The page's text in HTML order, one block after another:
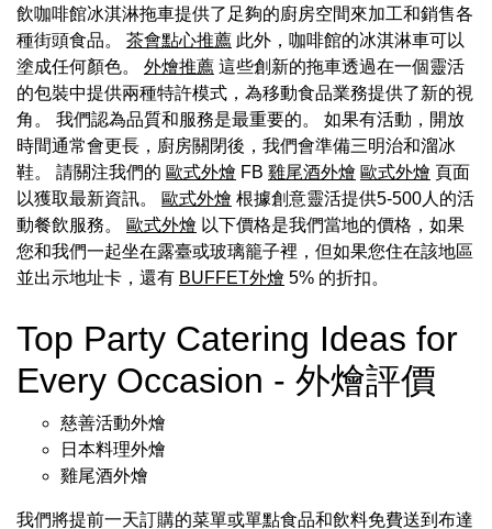
飲咖啡館冰淇淋拖車提供了足夠的廚房空間來加工和銷售各
種街頭食品。 茶會點心推薦 此外，咖啡館的冰淇淋車可以
塗成任何顏色。 外燴推薦 這些創新的拖車透過在一個靈活
的包裝中提供兩種特許模式，為移動食品業務提供了新的視
角。 我們認為品質和服務是最重要的。 如果有活動，開放
時間通常會更長，廚房關閉後，我們會準備三明治和溜冰
鞋。 請關注我們的 歐式外燴 FB 雞尾酒外燴 歐式外燴 頁面
以獲取最新資訊。
歐式外燴 根據創意靈活提供5-500人的活
動餐飲服務。
歐式外燴 以下價格是我們當地的價格，如果
您和我們一起坐在露臺或玻璃籠子裡，但如果您住在該地區
並出示地址卡，還有 BUFFET外燴 5% 的折扣。
Top Party Catering Ideas for
Every Occasion - 外燴評價
慈善活動外燴
日本料理外燴
雞尾酒外燴
我們將提前一天訂購的菜單或單點食品和飲料免費送到布達